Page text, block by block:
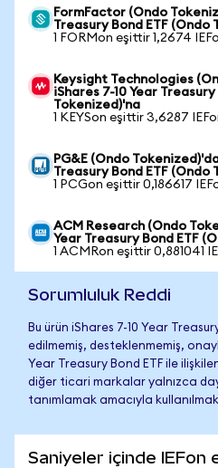
FormFactor (Ondo
Treasury Bond ETF (Ondo
1 FORMon eşittir 1,2674
Keysight Technologies
iShares 7-10 Year
Tokenized)'na
1 KEYSon eşittir 3,6287
PG&E (Ondo
Treasury Bond ETF (Ondo
1 PCGon eşittir 0,186617
ACM Research (Ondo
Year Treasury Bond ETF
1 ACMRon eşittir 0,881041
Sorumluluk Reddi
Bu ürün iShares 7-10 Year
edilmemiş, desteklenmemiş,
Year Treasury Bond ETF ile
diğer ticari markalar yalnızca
tanımlamak amacıyla
Saniyeler içinde IEFon